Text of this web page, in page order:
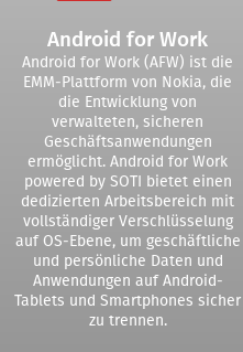
Android for Work
Android for Work (AFW) ist die
EMM-Plattform von Nokia, die
die Entwicklung von
verwalteten, sicheren
Geschäftsanwendungen
ermöglicht. Android for Work
powered by SOTI bietet einen
dedizierten Arbeitsbereich mit
vollständiger Verschlüsselung
auf OS-Ebene, um geschäftliche
und persönliche Daten und
Anwendungen auf Android-
Tablets und Smartphones sicher
zu trennen.